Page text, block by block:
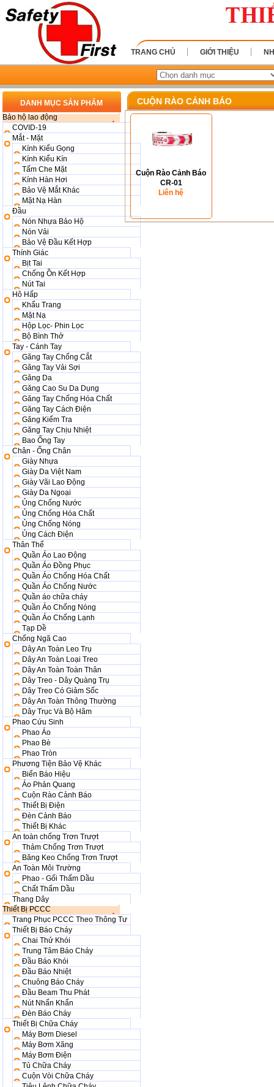
TRANG CHỦ GIỚI THIỆU
DANH MỤC SẢN PHẨM
Bảo hộ lao động
COVID-19
Mắt - Mặt
Kính Kiểu Gọng
Kính Kiểu Kín
Tấm Che Mặt
Kính Hàn Hơi
Bảo Vệ Mắt Khác
Mặt Nạ Hàn
Đầu
Nón Nhựa Bảo Hộ
Nón Vải
Bảo Vệ Đầu Kết Hợp
Thính Giác
Bịt Tai
Chống Ồn Kết Hợp
Nút Tai
Hô Hấp
Khẩu Trang
Mặt Nạ
Hộp Lọc- Phin Lọc
Bộ Bình Thở
Tay - Cánh Tay
Găng Tay Chống Cắt
Găng Tay Vải Sợi
Găng Da
Găng Cao Su Da Dụng
Găng Tay Chống Hóa Chất
Găng Tay Cách Điện
Găng Kiểm Tra
Găng Tay Chịu Nhiệt
Bao Ống Tay
Chân - Ống Chân
Giày Nhựa
Giày Da Việt Nam
Giày Vãi Lao Động
Giày Da Ngoại
Ủng Chống Nước
Ủng Chống Hóa Chất
Ủng Chống Nóng
Ủng Cách Điện
Thân Thể
Quần Áo Lao Động
Quần Áo Đồng Phục
Quần Áo Chống Hóa Chất
Quần Áo Chống Nước
Quần áo chữa cháy
Quần Áo Chống Nóng
Quần Áo Chống Lạnh
Tạp Dề
Chống Ngã Cao
Dây An Toàn Leo Trụ
Dây An Toàn Loại Treo
Dây An Toàn Toàn Thân
Dây Treo - Dây Quàng Trụ
Dây Treo Có Giảm Sốc
Dây An Toàn Thông Thường
Dây Trục Và Bộ Hãm
Phao Cứu Sinh
Phao Áo
Phao Bè
Phao Tròn
Phương Tiện Bảo Vệ Khác
Biển Báo Hiệu
Áo Phản Quang
Cuộn Rào Cảnh Báo
Thiết Bị Điện
Đèn Cảnh Báo
Thiết Bị Khác
An toàn chống Trơn Trượt
Thảm Chống Trơn Trượt
Băng Keo Chống Trơn Trượt
An Toàn Môi Trường
Phao - Gối Thấm Dầu
Chất Thấm Dầu
Thang Dây
Thiết Bị PCCC
Trang Phục PCCC Theo Thông Tư
Thiết Bị Báo Cháy
Chai Thử Khói
Trung Tâm Báo Cháy
Đầu Báo Khói
Đầu Báo Nhiệt
Chuông Báo Cháy
Đầu Beam Thu Phát
Nút Nhấn Khẩn
Đèn Báo Cháy
Thiết Bị Chữa Cháy
Máy Bơm Diesel
Máy Bơm Xăng
Máy Bơm Điện
Tủ Chữa Cháy
Cuộn Vòi Chữa Cháy
CUỘN RÀO CẢNH BÁO
Cuộn Rào Cảnh Báo
CR-01
Liên hệ